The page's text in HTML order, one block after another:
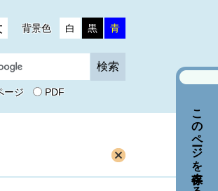
背景色 白 黒 青
ージ PDF
このページを保存する